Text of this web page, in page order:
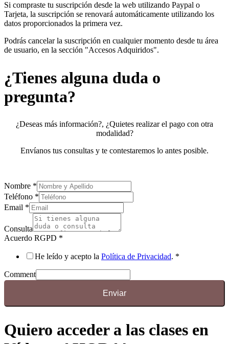
Si compraste tu suscripción desde la web utilizando Paypal o
Tarjeta, la suscripción se renovará automáticamente utilizando los
datos proporcionados la primera vez.
Podrás cancelar la suscripción en cualquier momento desde tu área
de usuario, en la sección "Accesos Adquiridos".
¿Tienes alguna duda o
pregunta?
¿Deseas más información?, ¿Quietes realizar el pago con otra
modalidad?
Envíanos tus consultas y te contestaremos lo antes posible.
Nombre *
Teléfono *
Email *
Consulta
Acuerdo RGPD *
He leído y acepto la Política de Privacidad. *
Comment
Enviar
Quiero acceder a las clases en